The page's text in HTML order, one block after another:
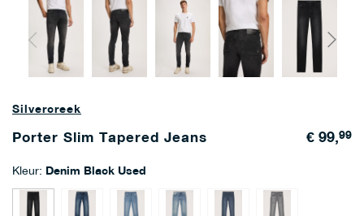
Silvercreek
Porter Slim Tapered Jeans € 99,99
Kleur: Denim Black Used